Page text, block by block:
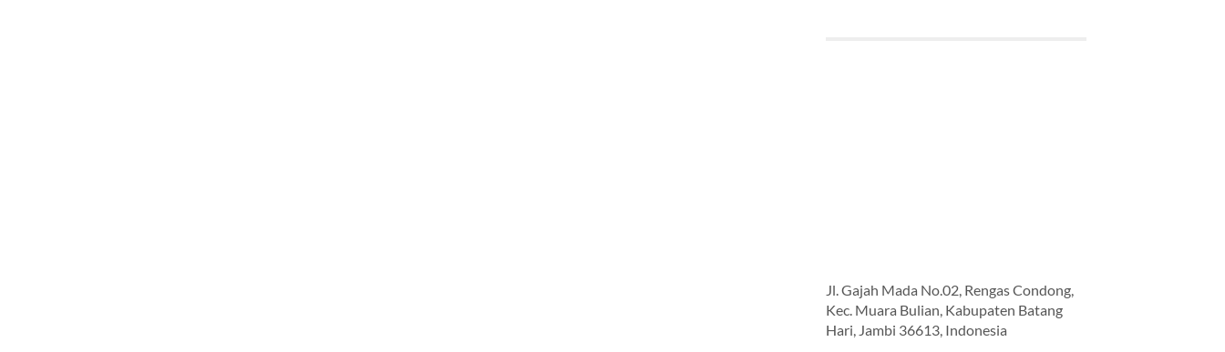
Jl. Gajah Mada No.02, Rengas Condong,
Kec. Muara Bulian, Kabupaten Batang
Hari, Jambi 36613, Indonesia